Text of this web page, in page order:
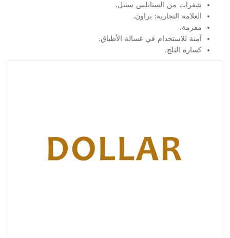
شفرات من الستانلس ستيل.
العلامة التجارية: براون.
مفرمة.
آمنة للاستخدام في غسالة الأطباق.
كسارة الثلج.